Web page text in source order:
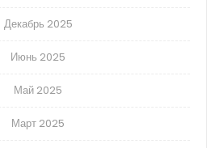
Декабрь 2025
Июнь 2025
Май 2025
Март 2025